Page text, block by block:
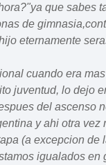
que sabes
de
eternamente
cuando era
juventud, lo dejo
del ascenso
y ahi otra vez
(a excepcion de
igualados en